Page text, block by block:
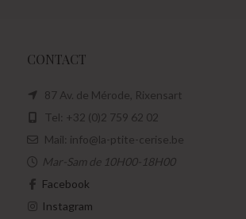
CONTACT
87 Av. de Mérode, Rixensart
Tel: +32 (0)2 759 62 02
Mail: info@la-ptite-cerise.be
Mar-Sam de 10H00-18H00
Facebook
Instagram